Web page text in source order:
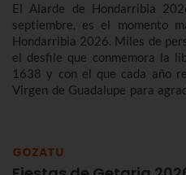
El Alarde de Hondarribia
septiembre, es el momento
Hondarribia 2026. Miles de
el desfile que conmemora la
1638 y con el que cada año
Virgen de Guadalupe para
septiembre.
GOZATU